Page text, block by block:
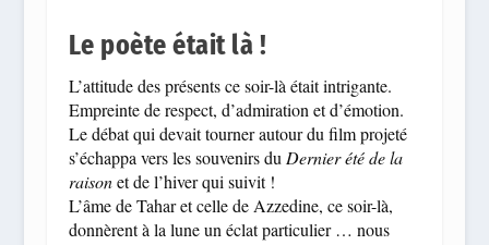
Le poète était là !
L’attitude des présents ce soir-là était intrigante.
Empreinte de respect, d’admiration et d’émotion.
Le débat qui devait tourner autour du film projeté
s’échappa vers les souvenirs du Dernier été de la
raisonet de l’hiver qui suivit !
L’âme de Tahar et celle de Azzedine, ce soir-là,
donnèrent à la lune un éclat particulier … nous